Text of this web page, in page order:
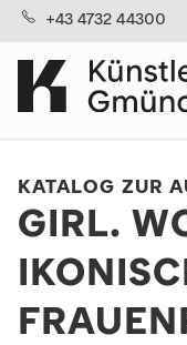
+43 4732 44300
KATALOG ZUR
GIRL.